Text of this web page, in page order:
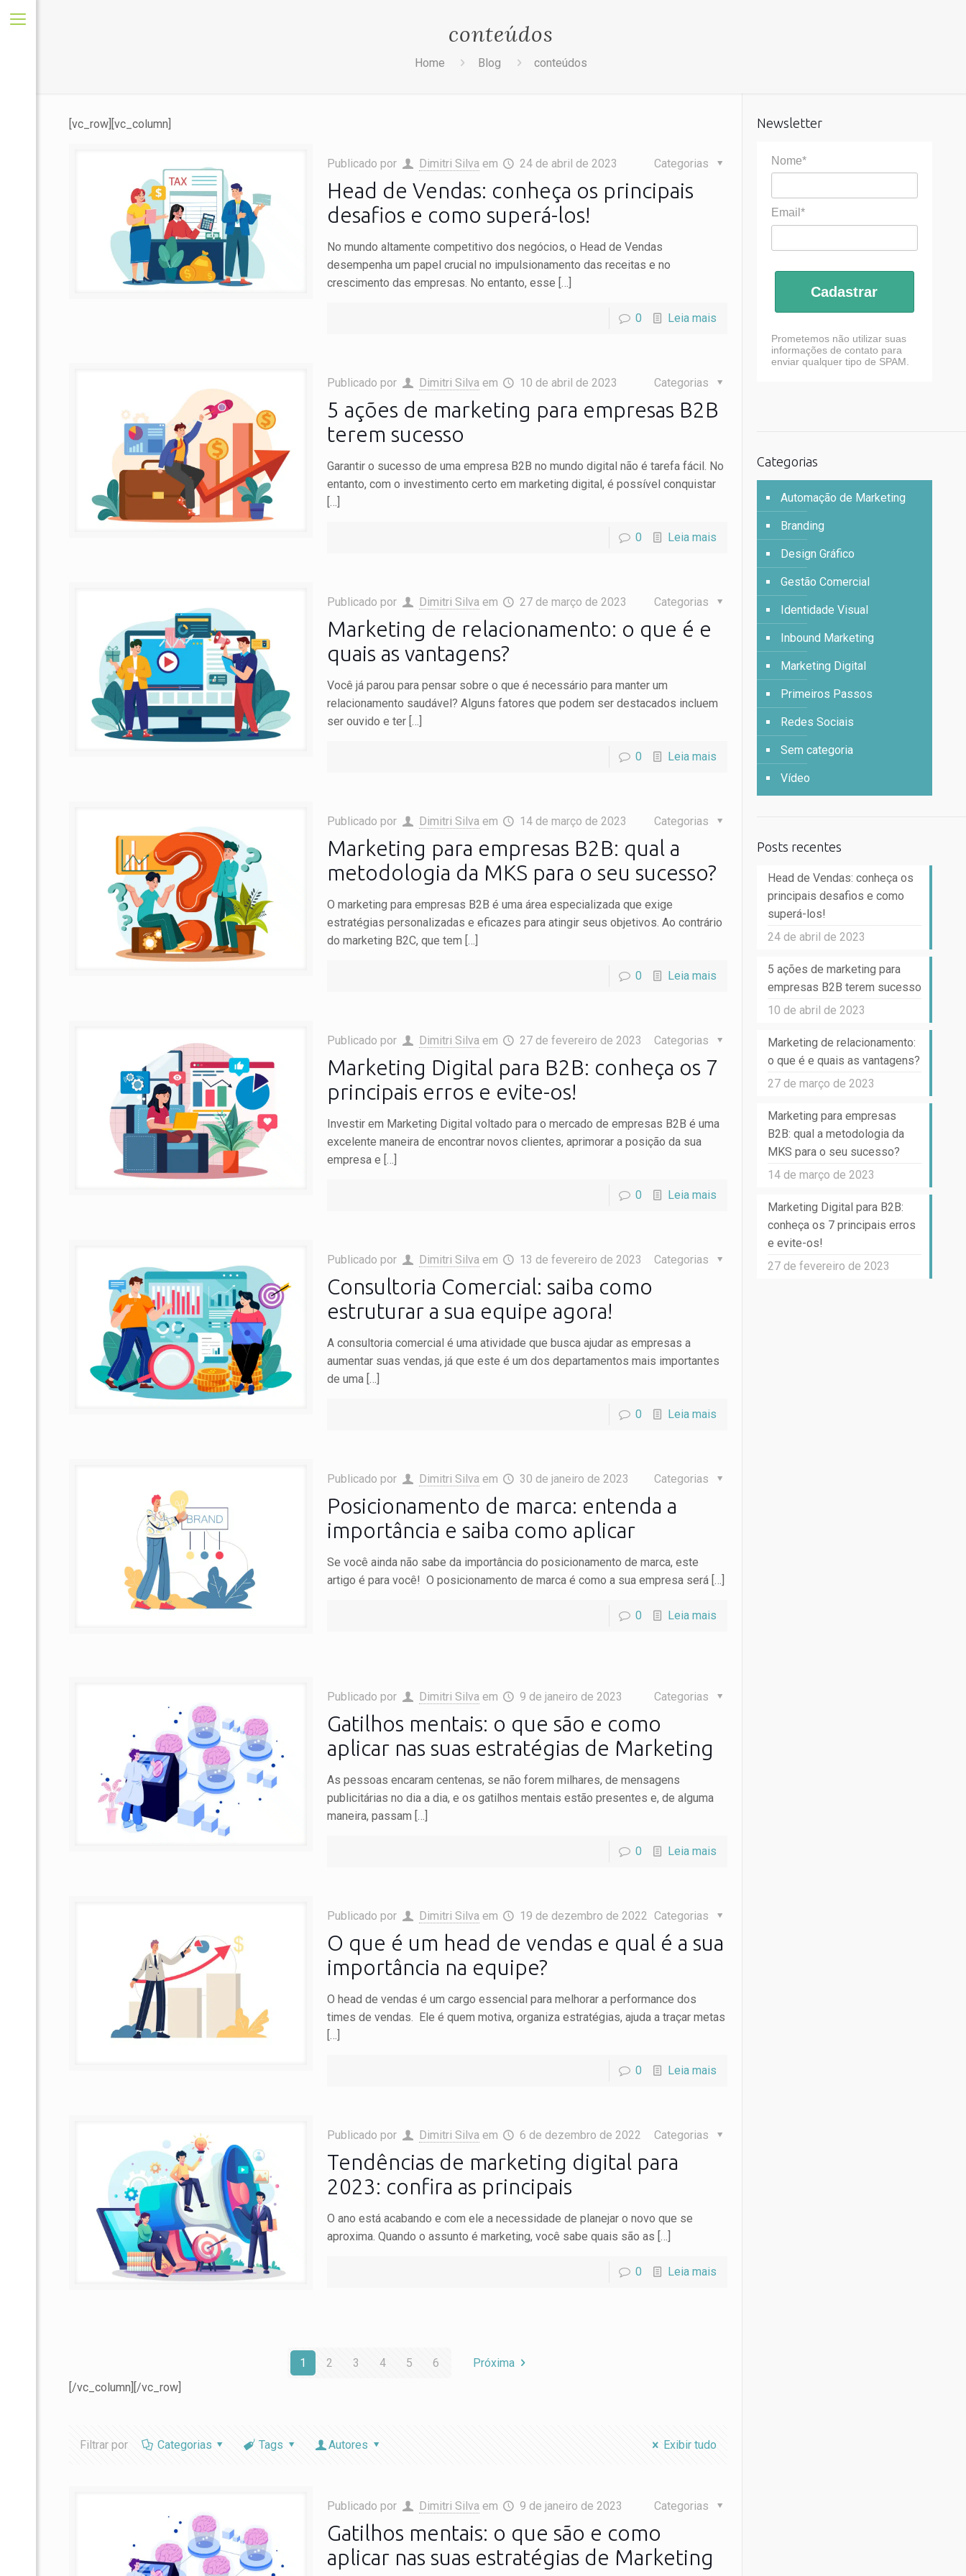
conteúdos
Home Blog conteúdos
[vc_row][vc_column]
Publicado por Dimitri Silva em 24 de abril de 2023 Categorias
Head de Vendas: conheça os principais
desafios e como superá-los!
No mundo altamente competitivo dos negócios, o Head de Vendas
desempenha um papel crucial no impulsionamento das receitas e no
crescimento das empresas. No entanto, esse […]
0 Leia mais
Publicado por Dimitri Silva em 10 de abril de 2023 Categorias
5 ações de marketing para empresas B2B
terem sucesso
Garantir o sucesso de uma empresa B2B no mundo digital não é tarefa fácil. No
entanto, com o investimento certo em marketing digital, é possível conquistar
[…]
0 Leia mais
Publicado por Dimitri Silva em 27 de março de 2023 Categorias
Marketing de relacionamento: o que é e
quais as vantagens?
Você já parou para pensar sobre o que é necessário para manter um
relacionamento saudável? Alguns fatores que podem ser destacados incluem
ser ouvido e ter […]
0 Leia mais
Publicado por Dimitri Silva em 14 de março de 2023 Categorias
Marketing para empresas B2B: qual a
metodologia da MKS para o seu sucesso?
O marketing para empresas B2B é uma área especializada que exige
estratégias personalizadas e eficazes para atingir seus objetivos. Ao contrário
do marketing B2C, que tem […]
0 Leia mais
Publicado por Dimitri Silva em 27 de fevereiro de 2023 Categorias
Marketing Digital para B2B: conheça os 7
principais erros e evite-os!
Investir em Marketing Digital voltado para o mercado de empresas B2B é uma
excelente maneira de encontrar novos clientes, aprimorar a posição da sua
empresa e […]
0 Leia mais
Publicado por Dimitri Silva em 13 de fevereiro de 2023 Categorias
Consultoria Comercial: saiba como
estruturar a sua equipe agora!
A consultoria comercial é uma atividade que busca ajudar as empresas a
aumentar suas vendas, já que este é um dos departamentos mais importantes
de uma […]
0 Leia mais
Publicado por Dimitri Silva em 30 de janeiro de 2023 Categorias
Posicionamento de marca: entenda a
importância e saiba como aplicar
Se você ainda não sabe da importância do posicionamento de marca, este
artigo é para você! O posicionamento de marca é como a sua empresa será […]
0 Leia mais
Publicado por Dimitri Silva em 9 de janeiro de 2023 Categorias
Gatilhos mentais: o que são e como
aplicar nas suas estratégias de Marketing
As pessoas encaram centenas, se não forem milhares, de mensagens
publicitárias no dia a dia, e os gatilhos mentais estão presentes e, de alguma
maneira, passam […]
0 Leia mais
Publicado por Dimitri Silva em 19 de dezembro de 2022 Categorias
O que é um head de vendas e qual é a sua
importância na equipe?
O head de vendas é um cargo essencial para melhorar a performance dos
times de vendas. Ele é quem motiva, organiza estratégias, ajuda a traçar metas
[…]
0 Leia mais
Publicado por Dimitri Silva em 6 de dezembro de 2022 Categorias
Tendências de marketing digital para
2023: confira as principais
O ano está acabando e com ele a necessidade de planejar o novo que se
aproxima. Quando o assunto é marketing, você sabe quais são as […]
0 Leia mais
1 2 3 4 5 6
Próxima
[/vc_column][/vc_row]
Filtrar por Categorias Tags Autores Exibir tudo
Publicado por Dimitri Silva em 9 de janeiro de 2023 Categorias
Gatilhos mentais: o que são e como
aplicar nas suas estratégias de Marketing
Newsletter
Nome*
Email*
Cadastrar
Prometemos não utilizar suas
informações de contato para
enviar qualquer tipo de SPAM.
Categorias
Automação de Marketing
Branding
Design Gráfico
Gestão Comercial
Identidade Visual
Inbound Marketing
Marketing Digital
Primeiros Passos
Redes Sociais
Sem categoria
Vídeo
Posts recentes
Head de Vendas: conheça os
principais desafios e como
superá-los!
24 de abril de 2023
5 ações de marketing para
empresas B2B terem sucesso
10 de abril de 2023
Marketing de relacionamento:
o que é e quais as vantagens?
27 de março de 2023
Marketing para empresas
B2B: qual a metodologia da
MKS para o seu sucesso?
14 de março de 2023
Marketing Digital para B2B:
conheça os 7 principais erros
e evite-os!
27 de fevereiro de 2023